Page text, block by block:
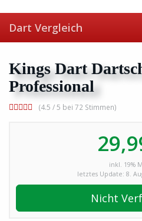
to
main
content
Dart Vergleich
Kings Dart
Professional
(4.5 / 5 bei 72 Stimmen)
inkl. 19%
letztes Update: 8.
Nicht